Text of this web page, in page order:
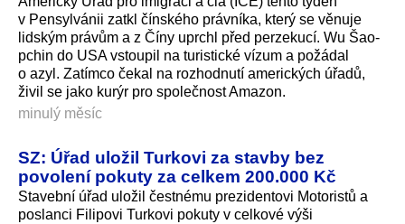
v Pensylvánii zatkl čínského právníka, který se věnuje
lidským právům a z Číny uprchl před perzekucí. Wu Šao-
pchin do USA vstoupil na turistické vízum a požádal
o azyl. Zatímco čekal na rozhodnutí amerických úřadů,
živil se jako kurýr pro společnost Amazon.
minulý měsíc
SZ: Úřad uložil Turkovi za stavby bez
povolení pokuty za celkem 200.000 Kč
Stavební úřad uložil čestnému prezidentovi Motoristů a
poslanci Filipovi Turkovi pokuty v celkové výši